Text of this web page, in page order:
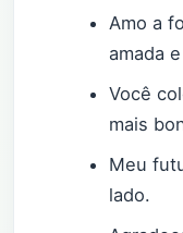
Amo a
amada
Você
mais
Meu
lado.